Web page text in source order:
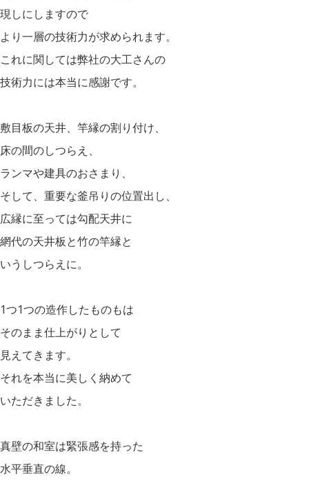
現しにしますので
より一層の技術力が求められます。
これに関しては弊社の大工さんの
技術力には本当に感謝です。
敷目板の天井、竿縁の割り付け、
床の間のしつらえ、
ランマや建具のおさまり、
そして、重要な釜吊りの位置出し、
広縁に至っては勾配天井に
網代の天井板と竹の竿縁と
いうしつらえに。
1つ1つの造作したものもは
そのまま仕上がりとして
見えてきます。
それを本当に美しく納めて
いただきました。
真壁の和室は緊張感を持った
水平垂直の線。